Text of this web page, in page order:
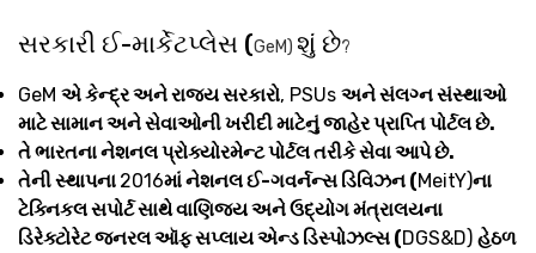
સરકારી ઈ-માર્કેટપ્લેસ (GeM) શું છે?
GeM એ કેન્દ્ર અને રાજ્ય સરકારો, PSUs અને સંલગ્ન સંસ્થાઓ
માટે સામાન અને સેવાઓની ખરીદી માટેનું જાહેર પ્રાપ્તિ પોર્ટલ છે.
તે ભારતના નેશનલ પ્રોક્યોરમેન્ટ પોર્ટલ તરીકે સેવા આપે છે.
તેની સ્થાપના 2016માં નેશનલ ઈ-ગવર્નન્સ ડિવિઝન (MeitY)ના
ટેક્નિકલ સપોર્ટ સાથે વાણિજ્ય અને ઉદ્યોગ મંત્રાલયના
ડિરેક્ટોરેટ જનરલ ઑફ સપ્લાય એન્ડ ડિસ્પોઝલ્સ (DGS&D) હેઠળ